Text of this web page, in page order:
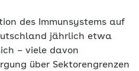
des Immunsystems auf
jährlich etwa
– viele davon
über Sektorengrenzen